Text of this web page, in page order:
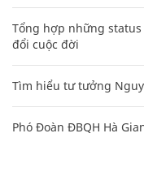
Tổng hợp những
đổi cuộc đời
Tìm hiểu tư tưởng
Phó Đoàn ĐBQH Hà